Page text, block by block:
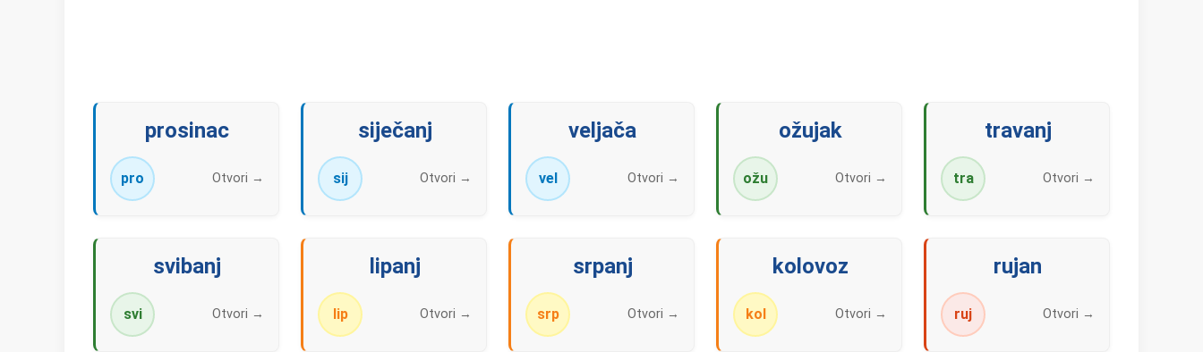
prosinac
pro Otvori →
siječanj
sij Otvori →
veljača
vel Otvori →
ožujak
ožu Otvori →
travanj
tra Otvori →
svibanj
svi Otvori →
lipanj
lip Otvori →
srpanj
srp Otvori →
kolovoz
kol Otvori →
rujan
ruj Otvori →